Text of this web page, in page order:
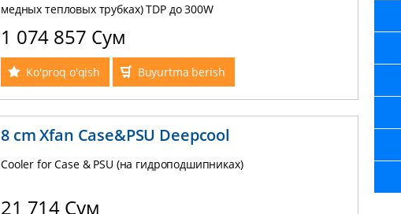
медных тепловых трубках) TDP до 300W
1 074 857 Сум
Ko'proq o'qish Buyurtma berish
8 сm Xfan Case&PSU Deepcool
Cooler for Case & PSU (на гидроподшипниках)
21 714 Сум